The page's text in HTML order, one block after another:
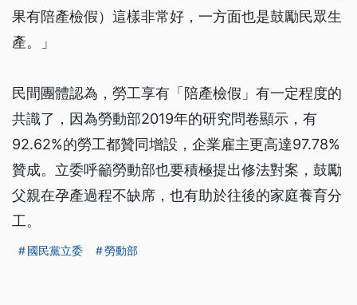
果有陪產檢假）這樣非常好，一方面也是鼓勵民眾生
產。」
民間團體認為，勞工享有「陪產檢假」有一定程度的
共識了，因為勞動部2019年的研究問卷顯示，有
92.62%的勞工都贊同增設，企業雇主更高達97.78%
贊成。立委呼籲勞動部也要積極提出修法對案，鼓勵
父親在孕產過程不缺席，也有助於往後的家庭養育分
工。
國民黨立委 勞動部